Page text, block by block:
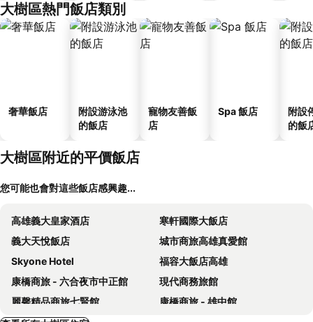
大樹區熱門飯店類別
奢華飯店
附設游泳池
的飯店
寵物友善飯
店
Spa 飯店
附設
的飯
大樹區附近的平價飯店
您可能也會對這些飯店感興趣...
高雄義大皇家酒店
寒軒國際大飯店
義大天悅飯店
城市商旅高雄真愛館
Skyone Hotel
福容大飯店高雄
康橋商旅 - 六合夜市中正館
現代商務旅館
麗馨精品商旅七賢館
康橋商旅 - 雄中館